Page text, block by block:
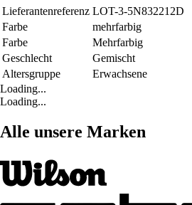
Lieferantenreferenz LOT-3-5N832212D
Farbe
mehrfarbig
Farbe
Mehrfarbig
Geschlecht
Gemischt
Altersgruppe
Erwachsene
Loading...
Loading...
Alle unsere Marken